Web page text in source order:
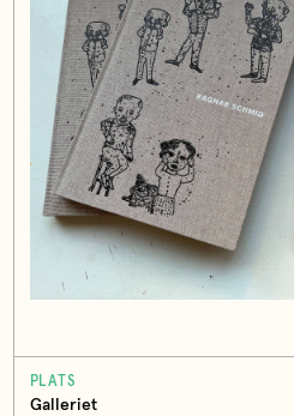
PLATS
Galleriet